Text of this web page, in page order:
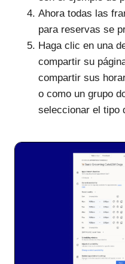
Ahora todas las
para reservas se
Haga clic en una
compartir su
compartir sus
o como un grupo
seleccionar el tipo